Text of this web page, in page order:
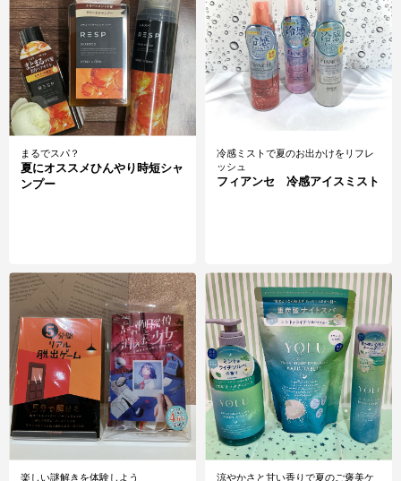
まるでスパ？
夏にオススメひんやり時短シャ
ンプー
冷感ミストで夏のお出かけをリフレ
ッシュ
フィアンセ 冷感アイスミスト
楽しい謎解きを体験しよう
涼やかさと甘い香りで夏のご褒美ケ